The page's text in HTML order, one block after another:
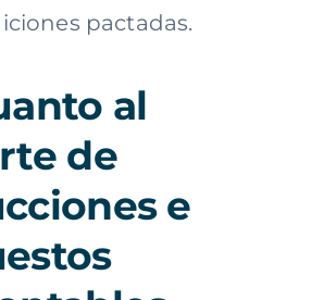
pactadas.
al
de
e